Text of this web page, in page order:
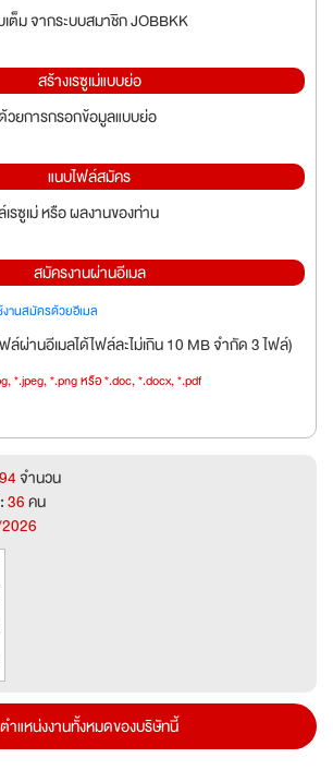
ต็ม จากระบบสมาชิก JOBBKK
สร้างเรซูเม่แบบย่อ
วยการกรอกข้อมูลแบบย่อ
แนบไฟล์สมัคร
รซูเม่ หรือ ผลงานของท่าน
สมัครงานผ่านอีเมล
านสมัครด้วยอีเมล
ล์ผ่านอีเมลได้ไฟล์ละไม่เกิน 10 MB จำกัด 3 ไฟล์)
*.jpeg, *.png หรือ *.doc, *.docx, *.pdf
จำนวน
36คน
ตำแหน่งงานทั้งหมดของบริษัทนี้